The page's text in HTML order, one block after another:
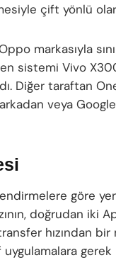
çift yönlü
markasıyla
sistemi Vivo
Diğer taraftan
veya
göre
doğrudan iki
hızından